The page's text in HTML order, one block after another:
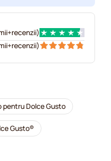
recenzii)
recenzii)
pentru Dolce Gusto
Gusto®